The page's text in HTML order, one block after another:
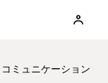
ミュニケーション